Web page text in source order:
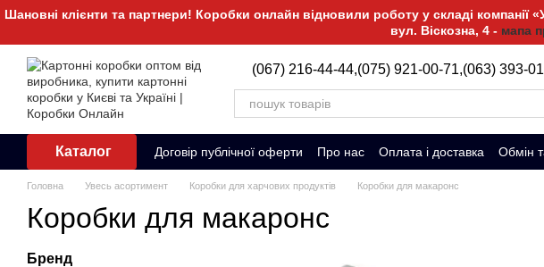
Перейти до основного контенту
Шановні клієнти та партнери! Коробки онлайн відновили роботу у складі
вул. Віскозна, 4 - мапа
(067) 216-44-44,(075) 921-00-71,(063) 393-
Каталог Договір публічної оферти Про нас Оплата і доставка Обмін
Головна Увесь асортимент Коробки для харчових продуктів Коробки для макаронс
Коробки для макаронс
Бренд